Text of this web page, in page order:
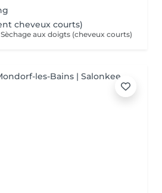
cheveux courts)
aux doigts (cheveux courts)